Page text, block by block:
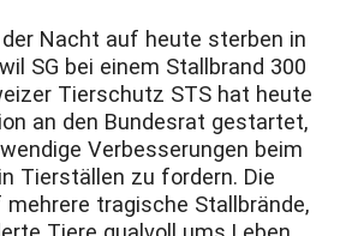
Nacht auf heute sterben in
SG bei einem Stallbrand 300
Tierschutz STS hat heute
an den Bundesrat gestartet,
Verbesserungen beim
Tierställen zu fordern. Die
tragische Stallbrände,